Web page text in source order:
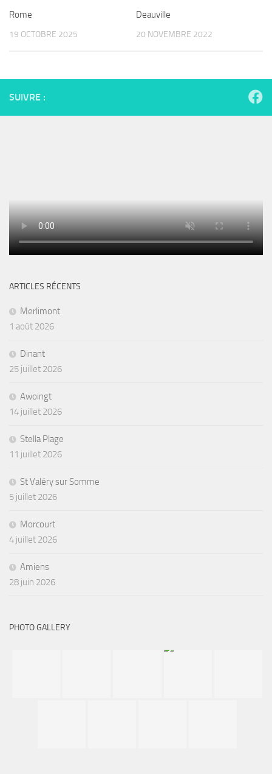
Rome
19 OCTOBRE 2025
Deauville
20 NOVEMBRE 2022
SUIVRE :
ARTICLES RÉCENTS
Merlimont
1 août 2026
Dinant
25 juillet 2026
Awoingt
14 juillet 2026
Stella Plage
11 juillet 2026
St Valéry sur Somme
5 juillet 2026
Morcourt
4 juillet 2026
Amiens
28 juin 2026
PHOTO GALLERY